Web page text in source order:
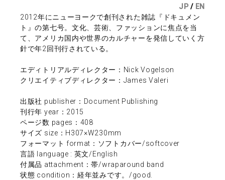
JP / EN
2012年にニューヨークで創刊された雑誌『ドキュメン
ト』の第七号。文化、芸術、ファッションに焦点を当
て、アメリカ国内や世界のカルチャーを発信していく方
針で年2回刊行されている。
エディトリアルディレクター：Nick Vogelson
クリエイティブディレクター：James Valeri
出版社 publisher：Document Publishing
刊行年 year：2015
ページ数 pages：408
サイズ size：H307×W230mm
フォーマット format：ソフトカバー/softcover
言語 language : 英文/English
付属品 attachment：帯/wraparound band
状態 condition：経年並みです。/good.